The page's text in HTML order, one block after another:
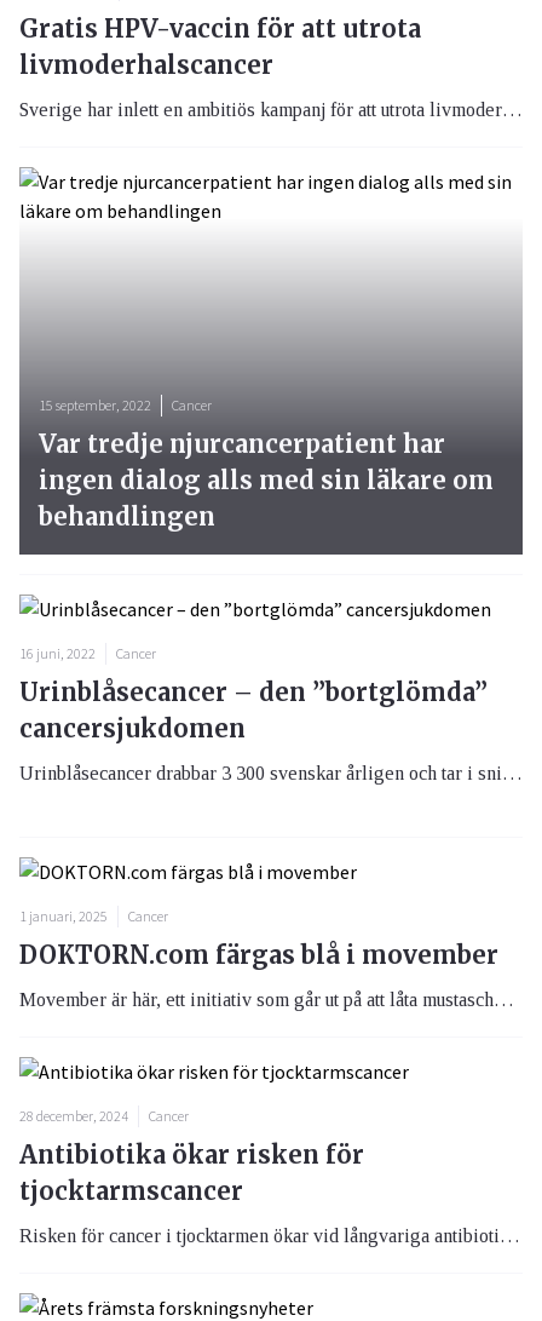
Gratis HPV-vaccin för att utrota
livmoderhalscancer
Sverige har inlett en ambitiös kampanj för att utrota livmoderhalscancer genom att erbjuda gratis HPV-vaccination till kvinnor mellan 25 och 30 år. Denna omfattande satsning syftar till att drastiskt minska förekomsten av humant papillomvirus (HPV), den främsta orsaken till livmoderhalscancer.
15 september, 2022 Cancer
Var tredje njurcancerpatient har
ingen dialog alls med sin läkare om
behandlingen
16 juni, 2022 Cancer
Urinblåsecancer – den ”bortglömda”
cancersjukdomen
Urinblåsecancer drabbar 3 300 svenskar årligen och tar i snitt två liv varje dag. –Det är en lite bortglömd cancersjukdom med sena diagnoser och behandlingsmetoder som varit de samma under många år. Det här måste vi ändra på, säger Carl-Henrik Sundin, ordförande i relativt nystartade Blåscancerförbundet.
1 januari, 2025 Cancer
DOKTORN.com färgas blå i movember
Movember är här, ett initiativ som går ut på att låta mustaschen växa under november månad, med syfte att samla in pengar till forskningen mot prostatacancer. För att visa att även vi stödjer kampen färgar vi DOKTORN.com blå under hela november. Vi skänker även 2 kr för varje ny medlem som registrera sig för vårt kostnadsfria nyhetsbrev under denna period.
28 december, 2024 Cancer
Antibiotika ökar risken för
tjocktarmscancer
Risken för cancer i tjocktarmen ökar vid långvariga antibiotikakurer, enligt en ny studie. Man tror att orsaken kan vara en störd tarmflora.